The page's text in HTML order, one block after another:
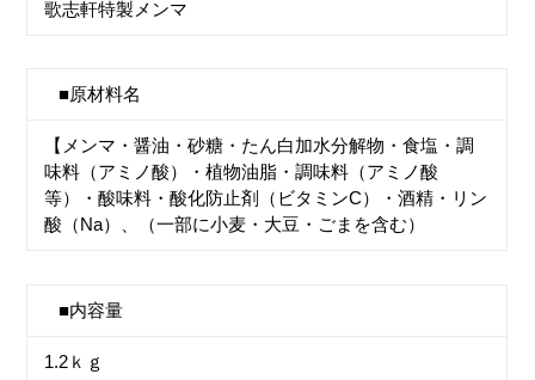
歌志軒特製メンマ
■原材料名
【メンマ・醤油・砂糖・たん白加水分解物・食塩・調
味料（アミノ酸）・植物油脂・調味料（アミノ酸
等）・酸味料・酸化防止剤（ビタミンC）・酒精・リン
酸（Na）、（一部に小麦・大豆・ごまを含む）
■内容量
1.2ｋｇ